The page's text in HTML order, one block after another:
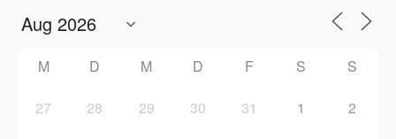
M D M D F S S
27 28 29 30 31 1 2